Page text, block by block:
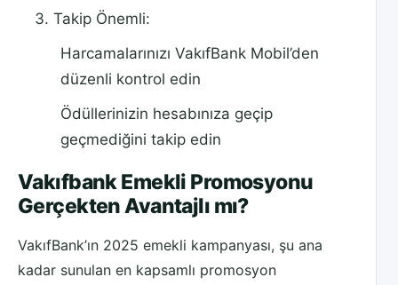
Takip Önemli:
Harcamalarınızı VakıfBank Mobil’den
düzenli kontrol edin
Ödüllerinizin hesabınıza geçip
geçmediğini takip edin
Vakıfbank Emekli Promosyonu
Gerçekten Avantajlı mı?
VakıfBank’ın 2025 emekli kampanyası, şu ana
kadar sunulan en kapsamlı promosyon